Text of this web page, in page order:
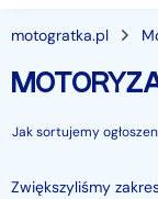
motogratka.pl
Jak sortujemy
Zwiększyliśmy